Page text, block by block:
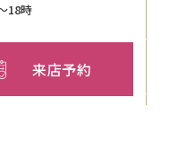
18時
来店予約